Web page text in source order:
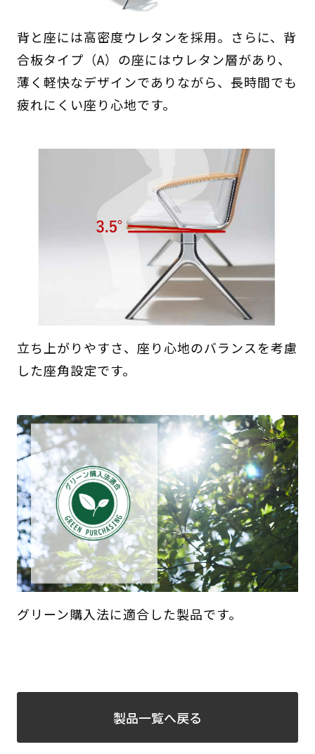
背と座には高密度ウレタンを採用。さらに、背
合板タイプ（A）の座にはウレタン層があり、
薄く軽快なデザインでありながら、長時間でも
疲れにくい座り心地です。
立ち上がりやすさ、座り心地のバランスを考慮
した座角設定です。
グリーン購入法に適合した製品です。
製品一覧へ戻る